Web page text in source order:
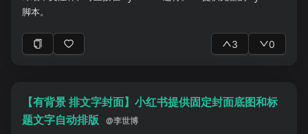
要差异： * 该图表支持什么结论： * 是否存在图表与正文不一致的
像示例，应重点解释。 ### 11. 作者的解释 * 作者如何解释主要结
果？ * 作者提出了哪些潜在机制？ * 作者是否将结果与既往研究进
中心设计 * 前瞻性设计 * 外部验证 * 方法创新 * 临床应用价值 * 影
像处理规范性 * 统计分析完整性 * 可重复性 * 数据或代码公开 ###
13. 研究局限性 请分别整理： #### 作者明确提出的局限性 逐条列
脚本。
3 0
【有背景 排文字封面】小红书提供固定封面底图和标
题文字自动排版
@李世博